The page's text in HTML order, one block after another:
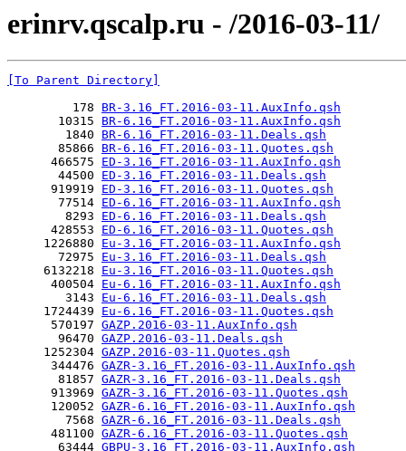
erinrv.qscalp.ru - /2016-03-11/
[To Parent Directory]
         178
BR-3.16_FT.2016-03-11.AuxInfo.qsh
       10315
BR-6.16_FT.2016-03-11.AuxInfo.qsh
        1840
BR-6.16_FT.2016-03-11.Deals.qsh
       85866
BR-6.16_FT.2016-03-11.Quotes.qsh
      466575
ED-3.16_FT.2016-03-11.AuxInfo.qsh
       44500
ED-3.16_FT.2016-03-11.Deals.qsh
      919919
ED-3.16_FT.2016-03-11.Quotes.qsh
       77514
ED-6.16_FT.2016-03-11.AuxInfo.qsh
        8293
ED-6.16_FT.2016-03-11.Deals.qsh
      428553
ED-6.16_FT.2016-03-11.Quotes.qsh
     1226880
Eu-3.16_FT.2016-03-11.AuxInfo.qsh
       72975
Eu-3.16_FT.2016-03-11.Deals.qsh
     6132218
Eu-3.16_FT.2016-03-11.Quotes.qsh
      400504
Eu-6.16_FT.2016-03-11.AuxInfo.qsh
        3143
Eu-6.16_FT.2016-03-11.Deals.qsh
     1724439
Eu-6.16_FT.2016-03-11.Quotes.qsh
      570197
GAZP.2016-03-11.AuxInfo.qsh
       96470
GAZP.2016-03-11.Deals.qsh
     1252304
GAZP.2016-03-11.Quotes.qsh
      344476
GAZR-3.16_FT.2016-03-11.AuxInfo.qsh
       81857
GAZR-3.16_FT.2016-03-11.Deals.qsh
      913969
GAZR-3.16_FT.2016-03-11.Quotes.qsh
      120052
GAZR-6.16_FT.2016-03-11.AuxInfo.qsh
        7568
GAZR-6.16_FT.2016-03-11.Deals.qsh
      481100
GAZR-6.16_FT.2016-03-11.Quotes.qsh
       63444
GBPU-3.16_FT.2016-03-11.AuxInfo.qsh